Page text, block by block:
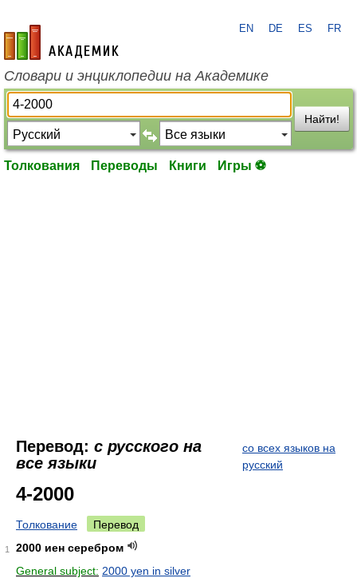
academic.ru
EN DE ES FR
Словари и энциклопедии на Академике
Найти!
Толкования Переводы Книги Игры ⚽
Перевод: с русского на
все языки
со всех языков на
русский
4-2000
Толкование Перевод
1
2000 иен серебром
General subject: 2000 yen in silver